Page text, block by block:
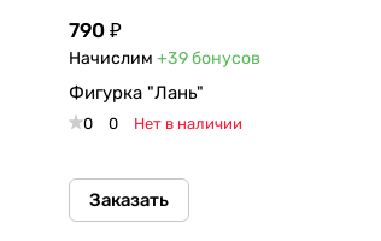
790 ₽
Начислим +39бонусов
Фигурка "Лань"
0 0 Нет в наличии
Заказать